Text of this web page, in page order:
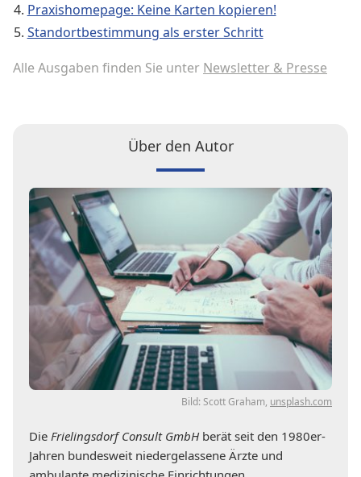
Praxishomepage: Keine Karten kopieren!
Standortbestimmung als erster Schritt
Alle Ausgaben finden Sie unter Newsletter & Presse
Über den Autor
Bild: Scott Graham, unsplash.com
Die Frielingsdorf Consult GmbHberät seit den 1980er-
Jahren bundesweit niedergelassene Ärzte und